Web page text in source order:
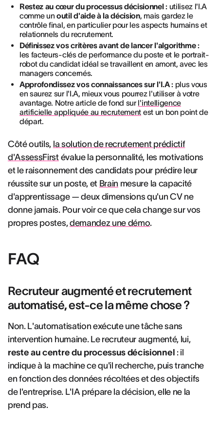
Restez au cœur du processus décisionnel :utilisez l'I.A
comme unoutil d'aide à la décision, mais gardez le
contrôle final, en particulier pour les aspects humains et
relationnels du recrutement.
Définissez vos critères avant de lancer l'algorithme :
les facteurs-clés de performance du poste et le portrait-
robot du candidat idéal se travaillent en amont, avec les
managers concernés.
Approfondissez vos connaissances sur l'I.A :plus vous
en saurez sur l'I.A, mieux vous pourrez l'utiliser à votre
avantage. Notre article de fond surl'intelligence
artificielle appliquée au recrutement est un bon point de
départ.
Côté outils, la solution de recrutement prédictif
d'AssessFirstévalue la personnalité, les motivations
et le raisonnement des candidats pour prédire leur
réussite sur un poste, et Brain mesure la capacité
d'apprentissage — deux dimensions qu'un CV ne
donne jamais. Pour voir ce que cela change sur vos
propres postes,demandez une démo.
FAQ
Recruteur augmenté et recrutement
automatisé, est-ce la même chose ?
Non. L'automatisation exécute une tâche sans
intervention humaine. Le recruteur augmenté, lui,
reste au centre du processus décisionnel : il
indique à la machine ce qu'il recherche, puis tranche
en fonction des données récoltées et des objectifs
de l'entreprise. L'IA prépare la décision, elle ne la
prend pas.